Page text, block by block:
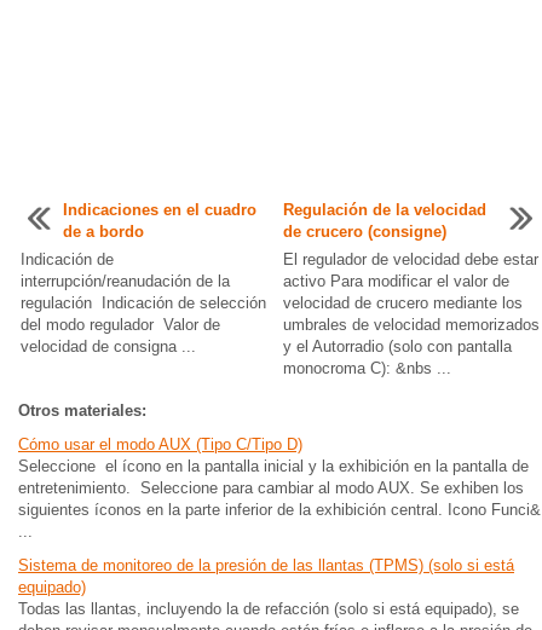
Indicaciones en el cuadro
de a bordo
Indicación de
interrupción/reanudación de la
regulación Indicación de selección
del modo regulador Valor de
velocidad de consigna ...
Regulación de la velocidad
de crucero (consigne)
El regulador de velocidad debe estar
activo Para modificar el valor de
velocidad de crucero mediante los
umbrales de velocidad memorizados
y el Autorradio (solo con pantalla
monocroma C): &nbs ...
Otros materiales:
Cómo usar el modo AUX (Tipo C/Tipo D)
Seleccione el ícono en la pantalla inicial y la exhibición en la pantalla de
entretenimiento. Seleccione para cambiar al modo AUX. Se exhiben los
siguientes íconos en la parte inferior de la exhibición central. Icono Funci&
...
Sistema de monitoreo de la presión de las llantas (TPMS) (solo si está
equipado)
Todas las llantas, incluyendo la de refacción (solo si está equipado), se